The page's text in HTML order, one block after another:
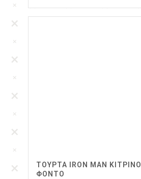
ΤΟΥΡΤΑ IRON MAN ΚΙΤΡΙΝΟ
ΦΟΝΤΟ